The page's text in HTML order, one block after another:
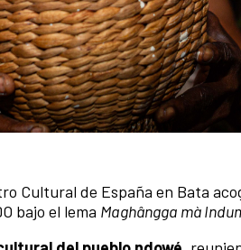
Cultural de España en Bata
bajo el lema Maghângga mà